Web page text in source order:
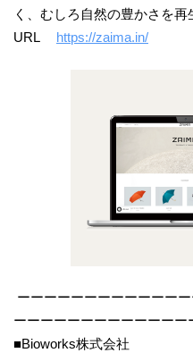
く、むしろ自然の豊かさを
URL https://zaima.in/
ーーーーーーーーーーーー
ーーーーーーーーーーーーー
■Bioworks株式会社